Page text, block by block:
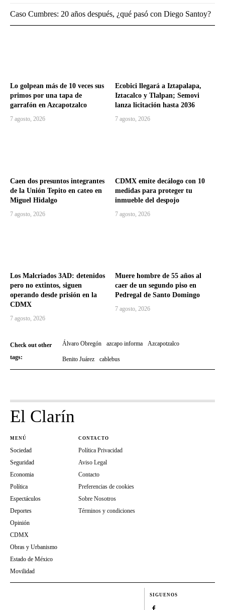
Lo golpean más de 10 veces sus
primos por una tapa de
garrafón en Azcapotzalco
7 agosto, 2026
Ecobici llegará a Iztapalapa,
Iztacalco y Tlalpan; Semovi
lanza licitación hasta 2036
7 agosto, 2026
Caen dos presuntos integrantes
de la Unión Tepito en cateo en
Miguel Hidalgo
7 agosto, 2026
CDMX emite decálogo con 10
medidas para proteger tu
inmueble del despojo
7 agosto, 2026
Los Malcriados 3AD: detenidos
pero no extintos, siguen
operando desde prisión en la
CDMX
7 agosto, 2026
Muere hombre de 55 años al
caer de un segundo piso en
Pedregal de Santo Domingo
7 agosto, 2026
Check out other
tags:
Álvaro Obregón azcapo informa Azcapotzalco
Benito Juárez cablebus
Caso Cumbres: 20 años después, ¿qué pasó con Diego Santoy?
El Clarín
MENÚ
Sociedad
Seguridad
Economia
Política
Espectáculos
Deportes
Opinión
CDMX
Obras y Urbanismo
Estado de México
Movilidad
CONTACTO
Política Privacidad
Aviso Legal
Contacto
Preferencias de cookies
Sobre Nosotros
Términos y condiciones
SIGUENOS